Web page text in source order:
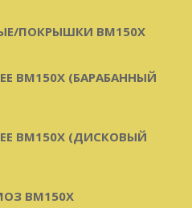
ПОКРЫШКИ BM150X
BM150X (БАРАБАННЫЙ
BM150X (ДИСКОВЫЙ
BM150X